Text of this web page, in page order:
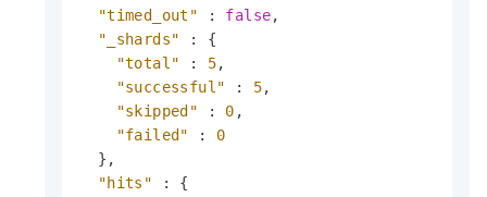
"timed_out"
: false,
"_shards"
:
{
"total"
: 5,
"successful"
: 5,
"skipped"
: 0 ,
"failed"
:
0
} ,
"hits"
:
{